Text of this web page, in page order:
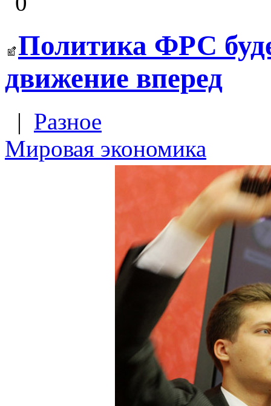
Политика ФРС
движение вперед
| Разное
Мировая экономика